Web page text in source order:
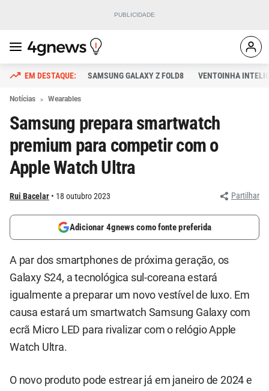
SAMSUNG GALAXY Z FOLD8 VENTOINHA
Notícias Wearables
Samsung prepara smartwatch
premium para competir com o
Apple Watch Ultra
Rui Bacelar 18 outubro 2023 Partilhar
Adicionar 4gnews como fonte preferida
A par dos smartphones de próxima geração, os
Galaxy S24, a tecnológica sul-coreana estará
igualmente a preparar um novo vestível de luxo. Em
causa estará um smartwatch Samsung Galaxy com
ecrã Micro LED para rivalizar com o relógio Apple
Watch Ultra.
O novo produto pode estrear já em janeiro de 2024 e